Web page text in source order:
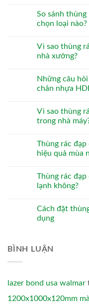
So sánh thùng
chọn loại nào?
Vì sao thùng
nhà xưởng?
Những câu
chân nhựa
Vì sao thùng
trong nhà
Thùng rác đạp
hiệu quả mùa
Thùng rác
lạnh không?
Cách đặt
dụng
BÌNH LUẬN
lazer bond usa walmar
1200x1000x120mm